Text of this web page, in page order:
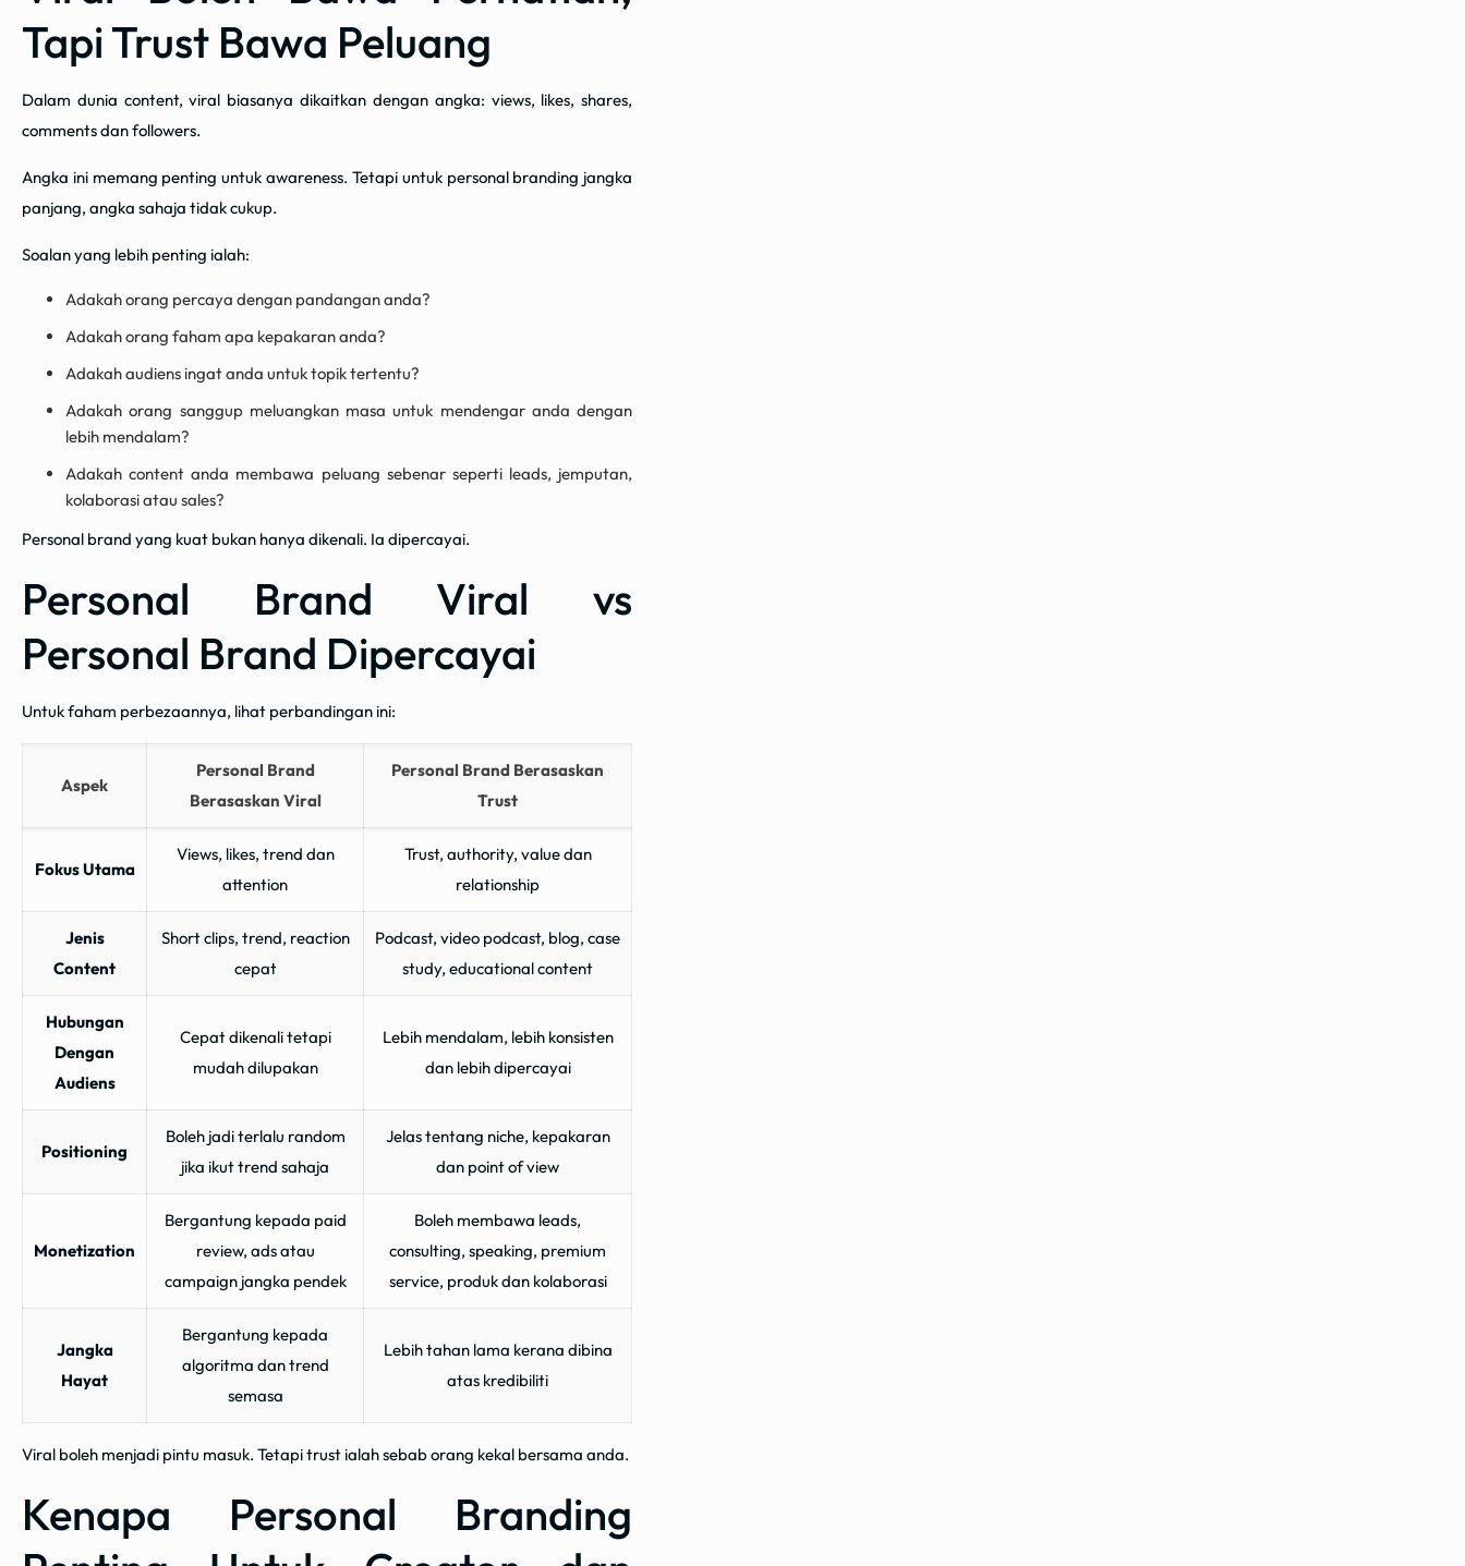
Tapi Trust Bawa Peluang
Dalam dunia content, viral biasanya dikaitkan dengan angka: views, likes, shares,
comments dan followers.
Angka ini memang penting untuk awareness. Tetapi untuk personal branding jangka
panjang, angka sahaja tidak cukup.
Soalan yang lebih penting ialah:
Adakah orang percaya dengan pandangan anda?
Adakah orang faham apa kepakaran anda?
Adakah audiens ingat anda untuk topik tertentu?
Adakah orang sanggup meluangkan masa untuk mendengar anda dengan
lebih mendalam?
Adakah content anda membawa peluang sebenar seperti leads, jemputan,
kolaborasi atau sales?
Personal brand yang kuat bukan hanya dikenali. Ia dipercayai.
Personal Brand Viral vs
Personal Brand Dipercayai
Untuk faham perbezaannya, lihat perbandingan ini:
Aspek
Personal Brand
Berasaskan Viral
Personal Brand Berasaskan
Trust
Fokus Utama
Views, likes, trend dan
attention
Trust, authority, value dan
relationship
Jenis
Content
Short clips, trend, reaction
cepat
Podcast, video podcast, blog, case
study, educational content
Hubungan
Dengan
Audiens
Cepat dikenali tetapi
mudah dilupakan
Lebih mendalam, lebih konsisten
dan lebih dipercayai
Positioning
Boleh jadi terlalu random
jika ikut trend sahaja
Jelas tentang niche, kepakaran
dan point of view
Monetization
Bergantung kepada paid
review, ads atau
campaign jangka pendek
Boleh membawa leads,
consulting, speaking, premium
service, produk dan kolaborasi
Jangka
Hayat
Bergantung kepada
algoritma dan trend
semasa
Lebih tahan lama kerana dibina
atas kredibiliti
Viral boleh menjadi pintu masuk. Tetapi trust ialah sebab orang kekal bersama anda.
Kenapa Personal Branding